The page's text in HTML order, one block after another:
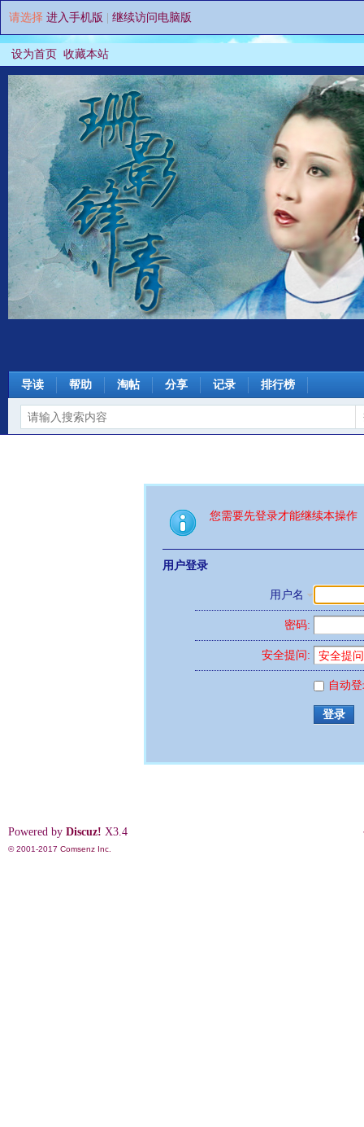
请选择 进入手机版 继续访问电脑版
设为首页 收藏本站
导读 帮助 淘帖 分享 记录 排行榜
您需要先登录才能继续本操作
用户登录
用户名
密码:
安全提问:
自动
登录
Powered by Discuz! X3.4
© 2001-2017 Comsenz Inc.